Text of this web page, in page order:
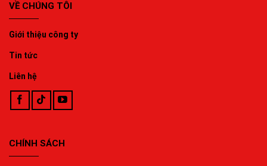
VỀ CHÚNG TÔI
Giới thiệu công ty
Tin tức
Liên hệ
CHÍNH SÁCH